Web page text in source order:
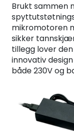
Brukt sammen
mikromotoren
sikker
tillegg lover
innovativ
både 230V og